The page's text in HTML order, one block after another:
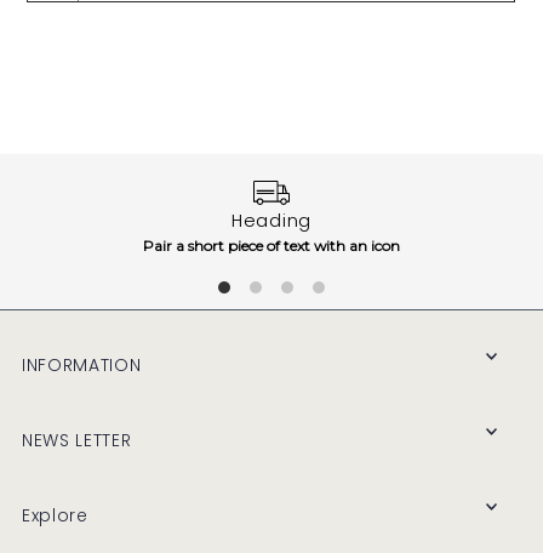
Heading
Pair a short piece of text with an icon
INFORMATION
NEWS LETTER
Explore